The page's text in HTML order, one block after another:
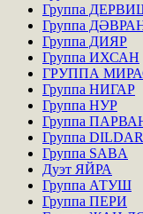
Группа
Группа
Группа ДИЯР
Группа ИХСАН
ГРУППА
Группа НИГАР
Группа НУР
Группа
Группа DILDAR
Группа SABA
Дуэт ЯЙРА
Группа АТУШ
Группа ПЕРИ